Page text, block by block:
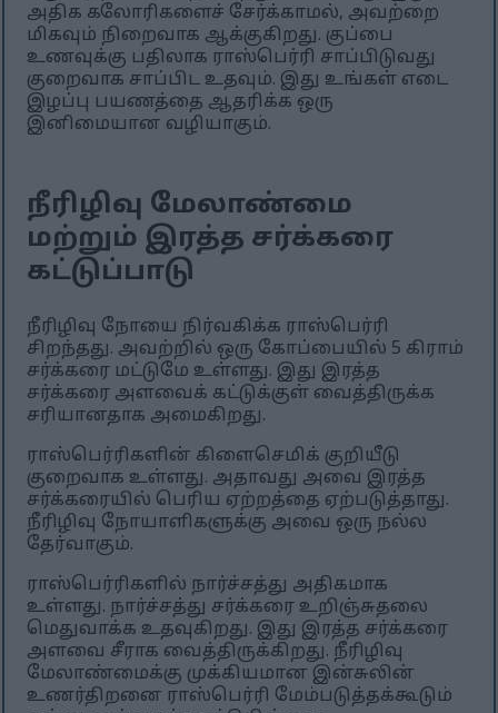
அதிக கலோரிகளைச் சேர்க்காமல், அவற்றை
மிகவும் நிறைவாக ஆக்குகிறது. குப்பை
உணவுக்கு பதிலாக ராஸ்பெர்ரி சாப்பிடுவது
குறைவாக சாப்பிட உதவும். இது உங்கள் எடை
இழப்பு பயணத்தை ஆதரிக்க ஒரு
இனிமையான வழியாகும்.
நீரிழிவு மேலாண்மை
மற்றும் இரத்த சர்க்கரை
கட்டுப்பாடு
நீரிழிவு நோயை நிர்வகிக்க ராஸ்பெர்ரி
சிறந்தது. அவற்றில் ஒரு கோப்பையில் 5 கிராம்
சர்க்கரை மட்டுமே உள்ளது. இது இரத்த
சர்க்கரை அளவைக் கட்டுக்குள் வைத்திருக்க
சரியானதாக அமைகிறது.
ராஸ்பெர்ரிகளின் கிளைசெமிக் குறியீடு
குறைவாக உள்ளது. அதாவது அவை இரத்த
சர்க்கரையில் பெரிய ஏற்றத்தை ஏற்படுத்தாது.
நீரிழிவு நோயாளிகளுக்கு அவை ஒரு நல்ல
தேர்வாகும்.
ராஸ்பெர்ரிகளில் நார்ச்சத்து அதிகமாக
உள்ளது. நார்ச்சத்து சர்க்கரை உறிஞ்சுதலை
மெதுவாக்க உதவுகிறது. இது இரத்த சர்க்கரை
அளவை சீராக வைத்திருக்கிறது. நீரிழிவு
மேலாண்மைக்கு முக்கியமான இன்சுலின்
உணர்திறனை ராஸ்பெர்ரி மேம்படுத்தக்கூடும்